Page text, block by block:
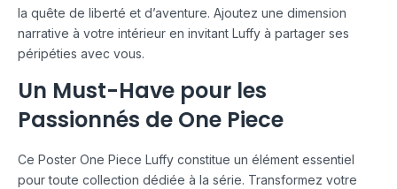
la quête de liberté et d’aventure. Ajoutez une dimension
narrative à votre intérieur en invitant Luffy à partager ses
péripéties avec vous.
Un Must-Have pour les
Passionnés de One Piece
Ce Poster One Piece Luffy constitue un élément essentiel
pour toute collection dédiée à la série. Transformez votre